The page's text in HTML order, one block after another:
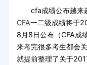
cfa成绩公布越来
CFA一二级成绩将于
8月8日公布（CFA成
来考完很多考生都会
就提前整理了关于